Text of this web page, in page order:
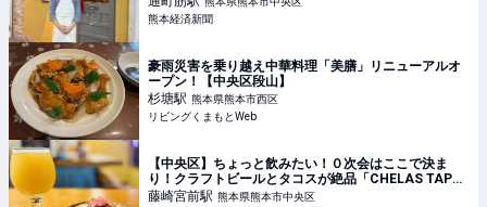
熊本経済新聞
豪雨災害を乗り越え中華料理「美膳」リニューアルオ
ープン！【中央区段山】
杉塘駅 熊本県熊本市西区
リビングくまもとWeb
【中央区】ちょっと飲みたい！０次会はここで決ま
り！クラフトビールとタコスが絶品「CHELAS TAPAS
& BEER」が天国！ | 肥後ジャーナル – 熊本の今をお届
藤崎宮前駅 熊本県熊本市中央区